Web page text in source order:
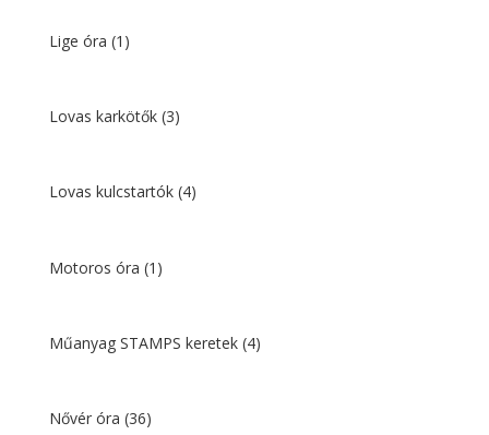
Lige óra (1)
Lovas karkötők (3)
Lovas kulcstartók (4)
Motoros óra (1)
Műanyag STAMPS keretek (4)
Nővér óra (36)